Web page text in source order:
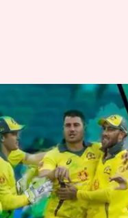
सीरीज़ जीतने
भारतीय टीम,
इलेवन और
लेखन मोहम्मद वाहिद Mar 07,
क्या है खबर?